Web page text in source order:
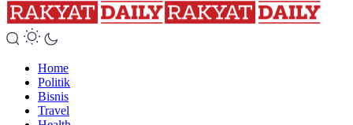
Home
Politik
Bisnis
Travel